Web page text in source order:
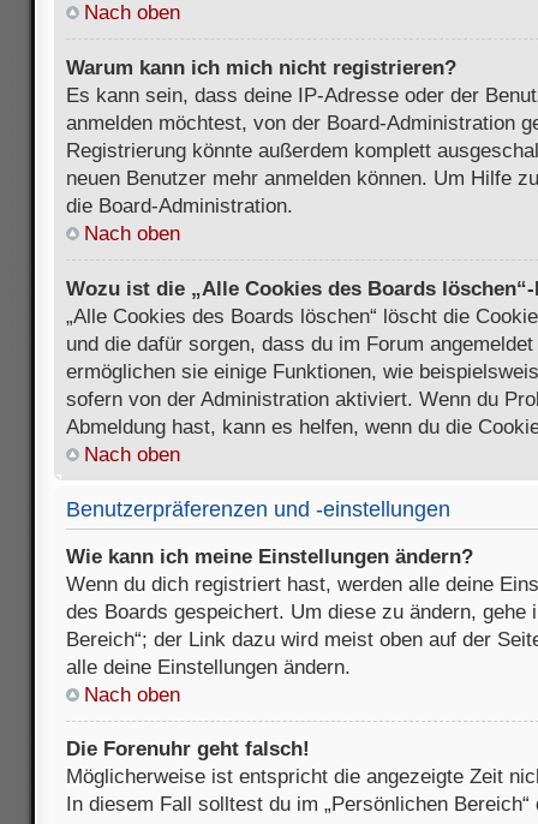
Nach oben
Warum kann ich mich nicht registrieren?
Es kann sein, dass deine IP-Adresse oder der
anmelden möchtest, von der Board-Administration
Registrierung könnte außerdem komplett
neuen Benutzer mehr anmelden können. Um Hilfe
die Board-Administration.
Nach oben
Wozu ist die „Alle Cookies des Boards
„Alle Cookies des Boards löschen“ löscht die
und die dafür sorgen, dass du im Forum
ermöglichen sie einige Funktionen, wie
sofern von der Administration aktiviert. Wenn du
Abmeldung hast, kann es helfen, wenn du die
Nach oben
Benutzerpräferenzen und -einstellungen
Wie kann ich meine Einstellungen ändern?
Wenn du dich registriert hast, werden alle deine
des Boards gespeichert. Um diese zu ändern, gehe
Bereich“; der Link dazu wird meist oben auf der
alle deine Einstellungen ändern.
Nach oben
Die Forenuhr geht falsch!
Möglicherweise ist entspricht die angezeigte Zeit
In diesem Fall solltest du im „Persönlichen